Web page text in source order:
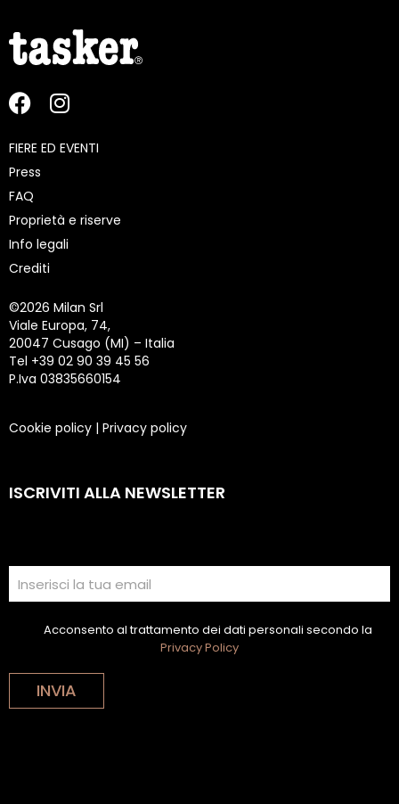
FIERE ED EVENTI
Press
FAQ
Proprietà e riserve
Info legali
Crediti
©2026 Milan Srl
Viale Europa, 74,
20047 Cusago (MI) – Italia
Tel +39 02 90 39 45 56
P.Iva 03835660154
Cookie policy | Privacy policy
ISCRIVITI ALLA NEWSLETTER
Acconsento al trattamento dei dati personali secondo la
Privacy Policy
INVIA